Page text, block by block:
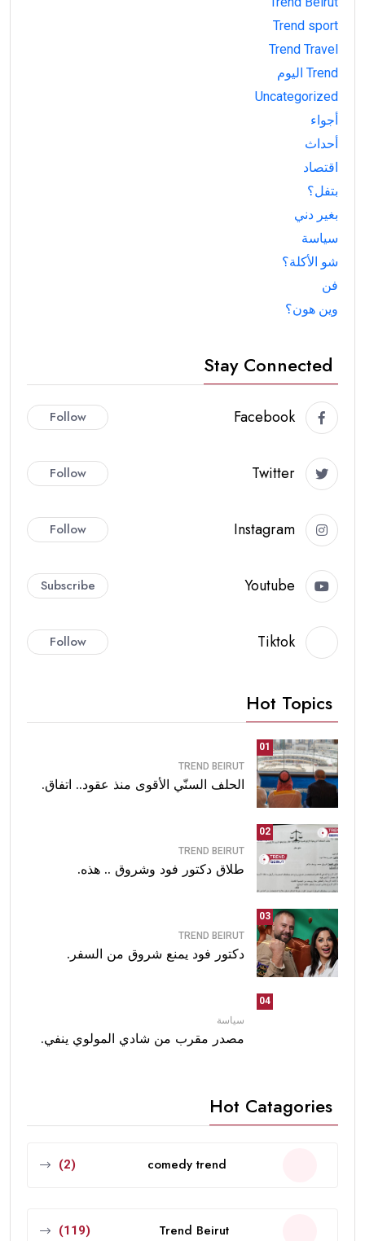
Trend sport
Trend Travel
Trend اليوم
Uncategorized
أجواء
أحداث
اقتصاد
بتفل؟
بغير دني
سياسة
شو الأكلة؟
فن
وين هون؟
Stay Connected
Facebook
Follow
Twitter
Follow
Instagram
Follow
Youtube
Subscribe
Tiktok
Follow
Hot Topics
01
TREND BEIRUT
الحلف السنّي الأقوى منذ عقود.. اتفاق.
02
TREND BEIRUT
طلاق دكتور فود وشروق .. هذه.
03
TREND BEIRUT
دكتور فود يمنع شروق من السفر.
04
سياسة
مصدر مقرب من شادي المولوي ينفي.
Hot Catagories
comedy trend
(2)
Trend Beirut
(119)